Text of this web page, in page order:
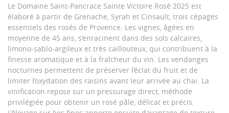
Le Domaine Saint-Pancrace Sainte Victoire Rosé 2025 est
élaboré à partir de Grenache, Syrah et Cinsault, trois cépages
essentiels des rosés de Provence. Les vignes, âgées en
moyenne de 45 ans, s’enracinent dans des sols calcaires,
limono-sablo-argileux et très caillouteux, qui contribuent à la
finesse aromatique et à la fraîcheur du vin. Les vendanges
nocturnes permettent de préserver l’éclat du fruit et de
limiter l’oxydation des raisins avant leur arrivée au chai. La
vinification repose sur un pressurage direct, méthode
privilégiée pour obtenir un rosé pâle, délicat et précis.